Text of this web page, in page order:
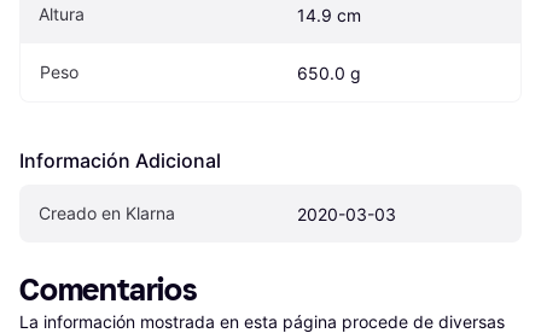
Altura 14.9 cm
Peso 650.0 g
Información Adicional
Creado en Klarna 2020-03-03
Comentarios
La información mostrada en esta página procede de diversas